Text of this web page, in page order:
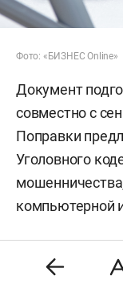
Фото: «БИЗНЕС Online»
Документ
совместно с
Поправки
Уголовного
компьютерной
Согласно
совершенные